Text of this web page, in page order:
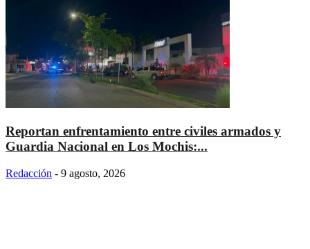
Reportan enfrentamiento entre civiles armados y
Guardia Nacional en Los Mochis:...
Redacción - 9 agosto, 2026